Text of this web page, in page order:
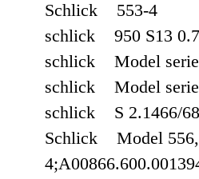
Schlick 553-4
schlick 950 S13
schlick Model
schlick Model
schlick S 2.1466/68
Schlick Model 556,